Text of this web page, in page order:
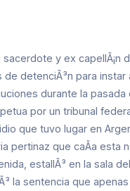
y ex capellÃ¡n
detenciÃ³n para
durante la
por un tribunal
que tuvo lugar en
pertinaz que caÃ­a esta
estallÃ³ en la sala
la sentencia que